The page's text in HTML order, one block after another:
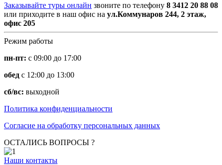
Заказывайте туры онлайн звоните по телефону 8 3412 20 88 08
или приходите в наш офис на ул.Коммунаров 244, 2 этаж,
офис 205
Режим работы
пн-пт: с 09:00 до 17:00
обед с 12:00 до 13:00
сб/вс: выходной
Политика конфиденциальности
Согласие на обработку персональных данных
ОСТАЛИСЬ ВОПРОСЫ ?
Наши контакты